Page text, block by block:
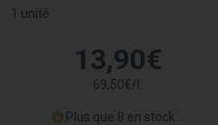
1 unité
13,90€
69,50€/l.
Plus que 8 en stock...